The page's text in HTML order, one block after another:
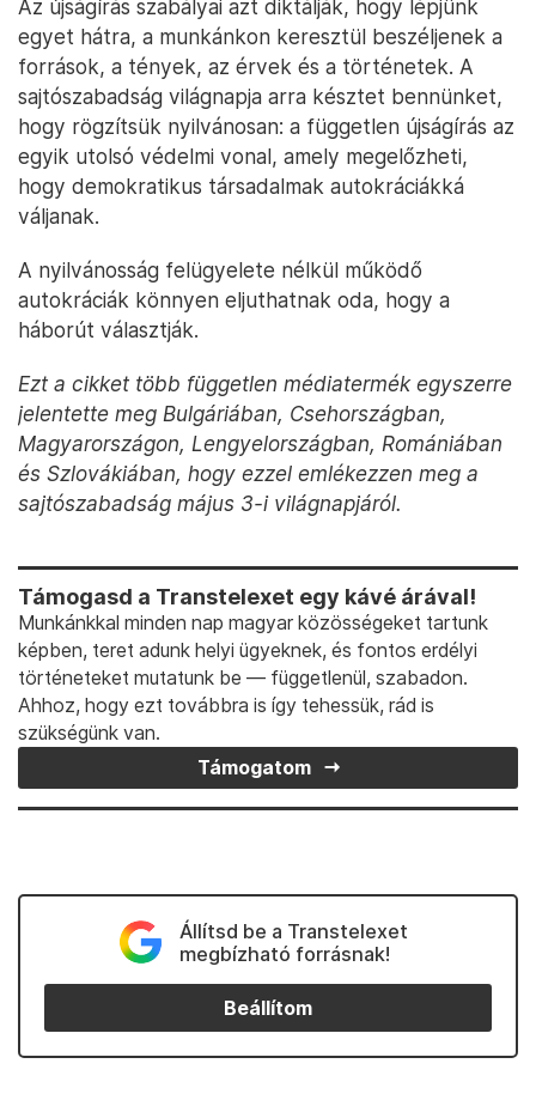
Az újságírás szabályai azt diktálják, hogy lépjünk
egyet hátra, a munkánkon keresztül beszéljenek a
források, a tények, az érvek és a történetek. A
sajtószabadság világnapja arra késztet bennünket,
hogy rögzítsük nyilvánosan: a független újságírás az
egyik utolsó védelmi vonal, amely megelőzheti,
hogy demokratikus társadalmak autokráciákká
váljanak.
A nyilvánosság felügyelete nélkül működő
autokráciák könnyen eljuthatnak oda, hogy a
háborút választják.
Ezt a cikket több független médiatermék egyszerre
jelentette meg Bulgáriában, Csehországban,
Magyarországon, Lengyelországban, Romániában
és Szlovákiában, hogy ezzel emlékezzen meg a
sajtószabadság május 3-i világnapjáról.
Támogasd a Transtelexet egy kávé árával!
Munkánkkal minden nap magyar közösségeket tartunk
képben, teret adunk helyi ügyeknek, és fontos erdélyi
történeteket mutatunk be — függetlenül, szabadon.
Ahhoz, hogy ezt továbbra is így tehessük, rád is
szükségünk van.
Támogatom
Állítsd be a Transtelexet
megbízható forrásnak!
Beállítom